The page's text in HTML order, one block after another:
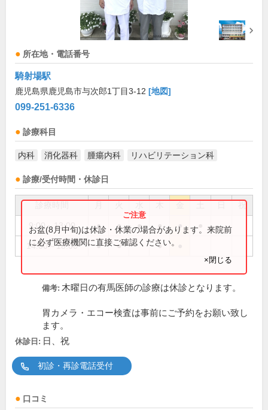
所在地・電話番号
騎射場駅
鹿児島県鹿児島市与次郎1丁目3-12 [地図]
099-251-6336
診療科目
内科 消化器科 腫瘍内科 リハビリテーション科
診療/受付時間・休診日
祝
9:00～13:00 ● ● ● ● ●
14:00～18:00 ● ● ●
お盆(8月中旬)は休診・休業の場合があります。来院前
に必ず医療機関に直接ご確認ください。
×閉じる
備考: 木曜日の有馬医師の診療は休診となります。
胃カメラ・エコー検査は事前にご予約をお願い致し
ます。
休診日: 日、祝
初診・再診電話受付
口コミ